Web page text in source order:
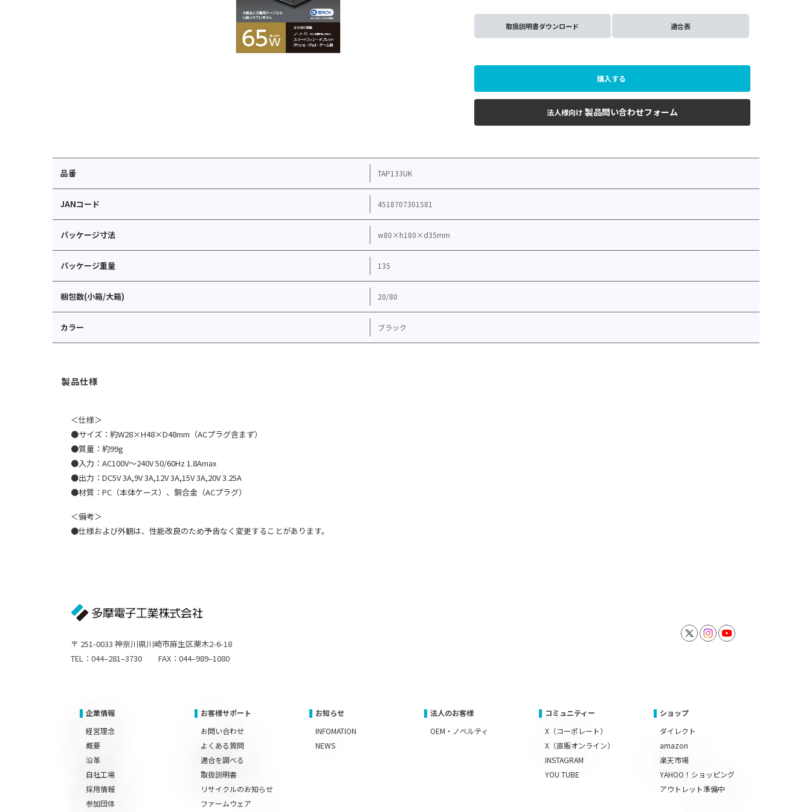
取扱説明書ダウンロード 適合表
購入する
法人様向け 製品問い合わせフォーム
品番 TAP133UK
JANコード 4518707301581
パッケージ寸法 w80×h180×d35mm
パッケージ重量 135
梱包数(小箱/大箱) 20/80
カラー ブラック
＜仕様＞
●サイズ：約W28×H48×D48mm（ACプラグ含まず）
●質量：約99g
●入力：AC100V〜240V 50/60Hz 1.8Amax
●出力：DC5V 3A,9V 3A,12V 3A,15V 3A,20V 3.25A
●材質：PC（本体ケース）、銅合金（ACプラグ）
＜備考＞
●仕様および外観は、性能改良のため予告なく変更することがあります。
〒 251-0033 神奈川県川崎市麻生区栗木2-6-18
TEL：044–281–3730 FAX：044–989–1080
企業情報
経営理念
概要
沿革
自社工場
採用情報
参加団体
お客様サポート
お問い合わせ
よくある質問
適合を調べる
取扱説明書
リサイクルのお知らせ
ファームウェア
お知らせ
INFOMATION
NEWS
法人のお客様
OEM・ノベルティ
コミュニティー
X（コーポレート）
X（直販オンライン）
INSTAGRAM
YOU TUBE
ショップ
ダイレクト
amazon
楽天市場
YAHOO！ショッピング
アウトレット準備中